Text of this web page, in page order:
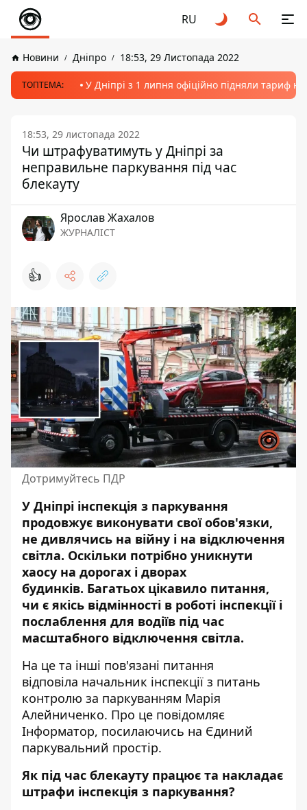
RU
Новини Дніпро 18:53, 29 Листопада 2022
ТОПТЕМА: У Дніпрі з 1 липня офіційно підняли тариф
18:53, 29 листопада 2022
Чи штрафуватимуть у Дніпрі за
неправильне паркування під час
блекауту
Ярослав Жахалов
ЖУРНАЛІСТ
👍
Дотримуйтесь ПДР
У Дніпрі інспекція з паркування
продовжує виконувати свої обов'язки,
не дивлячись на війну і на відключення
світла. Оскільки потрібно уникнути
хаосу на дорогах і дворах
будинків. Багатьох цікавило питання,
чи є якісь відмінності в роботі інспекції і
послаблення для водіїв під час
масштабного відключення світла.
На це та інші пов'язані питання
відповіла начальник інспекції з питань
контролю за паркуванням Марія
Алейниченко. Про це повідомляє
Інформатор, посилаючись на Єдиний
паркувальний простір.
Як під час блекауту працює та накладає
штрафи інспекція з паркування?